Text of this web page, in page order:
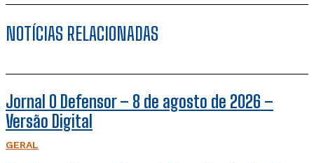
NOTÍCIAS RELACIONADAS
Jornal O Defensor – 8 de agosto de 2026 –
Versão Digital
GERAL